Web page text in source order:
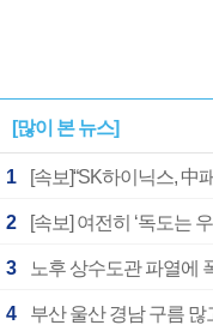
[많이 본 뉴스]
1 [속보]“SK하이닉스,
2
3 노후 상수도관 파열에
4